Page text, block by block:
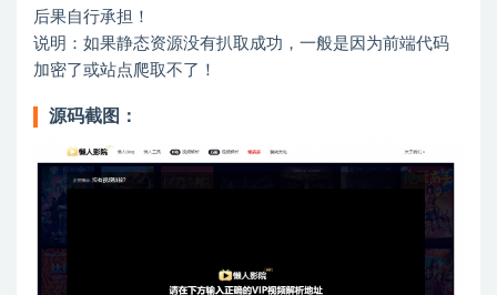
后果自行承担！
说明：如果静态资源没有扒取成功，一般是因为前端代码
加密了或站点爬取不了！
源码截图：